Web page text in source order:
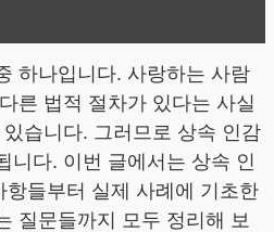
하나입니다. 사랑하는 사람
른 법적 절차가 있다는 사실
습니다. 그러므로 상속 인감
니다. 이번 글에서는 상속 인
들부터 실제 사례에 기초한
질문들까지 모두 정리해 보